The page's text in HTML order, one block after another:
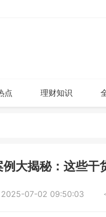
点 理财知识
大揭秘：这些干
2025-07-02 09:50:03